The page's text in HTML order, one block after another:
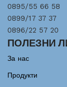
0895/55 66 58
0899/17 37 37
0896/22 57 20
ПОЛЕЗНИ
За нас
Продукти